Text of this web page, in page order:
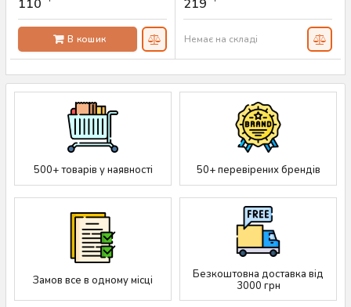
Артикул:
110
В кошик
Артикул:
219
Немає на складі
500+ товарів у наявності 50+ перевірених брендів
Замов все в одному місці
Безкоштовна доставка від
3000 грн